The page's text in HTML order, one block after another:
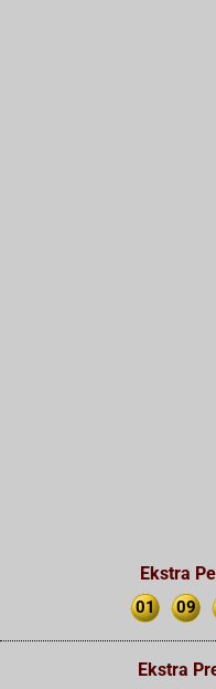
Ekstra
01 09
Ekstra